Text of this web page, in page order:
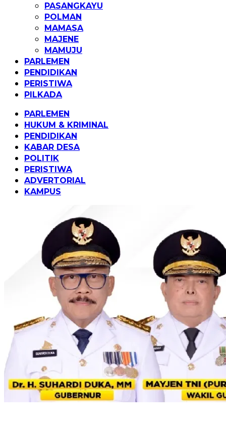
PASANGKAYU
POLMAN
MAMASA
MAJENE
MAMUJU
PARLEMEN
PENDIDIKAN
PERISTIWA
PILKADA
PARLEMEN
HUKUM & KRIMINAL
PENDIDIKAN
KABAR DESA
POLITIK
PERISTIWA
ADVERTORIAL
KAMPUS